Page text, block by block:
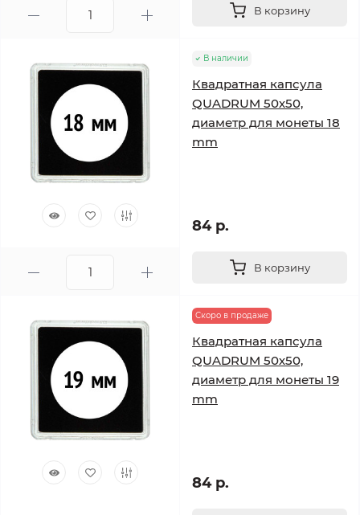
В корзину
В наличии
Квадратная капсула
QUADRUM 50х50,
диаметр для монеты 18
mm
84 р.
В корзину
Скоро в продаже
Квадратная капсула
QUADRUM 50х50,
диаметр для монеты 19
mm
84 р.